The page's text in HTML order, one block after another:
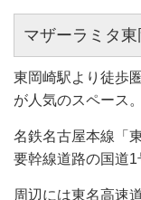
マザーラミタ
東岡崎駅より徒歩
が人気のスペース 。
名鉄名古屋本線「
要幹線道路の国道1
周辺には東名高速